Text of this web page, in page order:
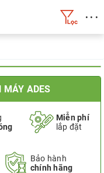
• • •
MÁY ADES
Miễn phí
lắp đặt
Bảo hành
chính hãng